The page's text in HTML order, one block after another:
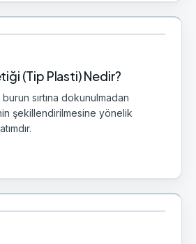
(Tip Plasti) Nedir?
sırtına dokunulmadan
şekillendirilmesine yönelik